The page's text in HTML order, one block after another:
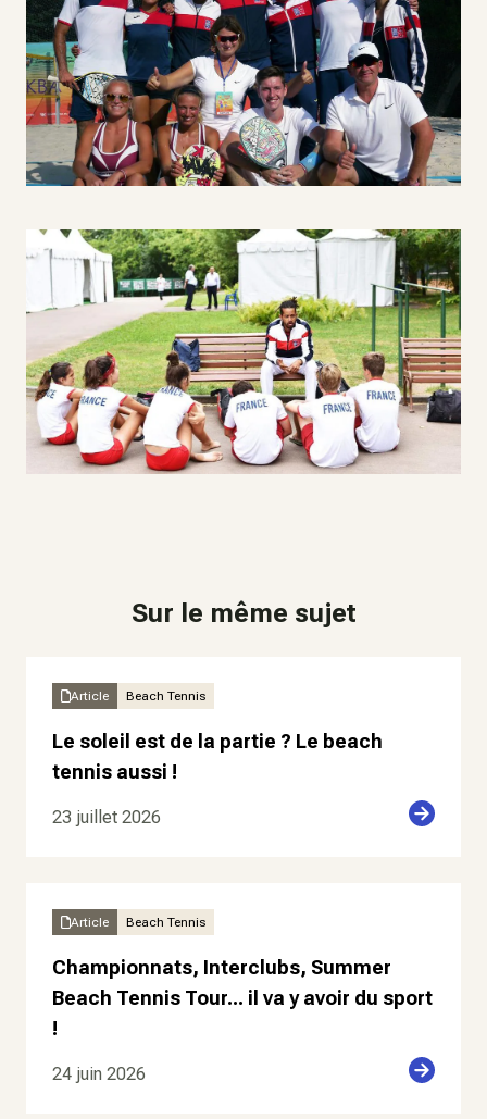
Sur le même sujet
Article Beach Tennis
Le soleil est de la partie ? Le beach
tennis aussi !
23 juillet 2026
Article Beach Tennis
Championnats, Interclubs, Summer
Beach Tennis Tour... il va y avoir du sport
!
24 juin 2026